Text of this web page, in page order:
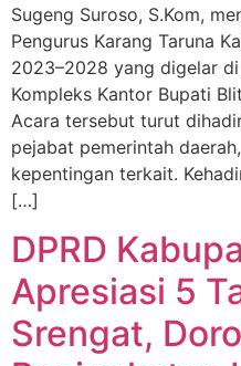
Sugeng Suroso, S.Kom,
Pengurus Karang Taruna
2023–2028 yang digelar
Kompleks Kantor Bupati
Acara tersebut turut
pejabat pemerintah
kepentingan terkait.
[…]
DPRD
Apresiasi 5
Srengat,